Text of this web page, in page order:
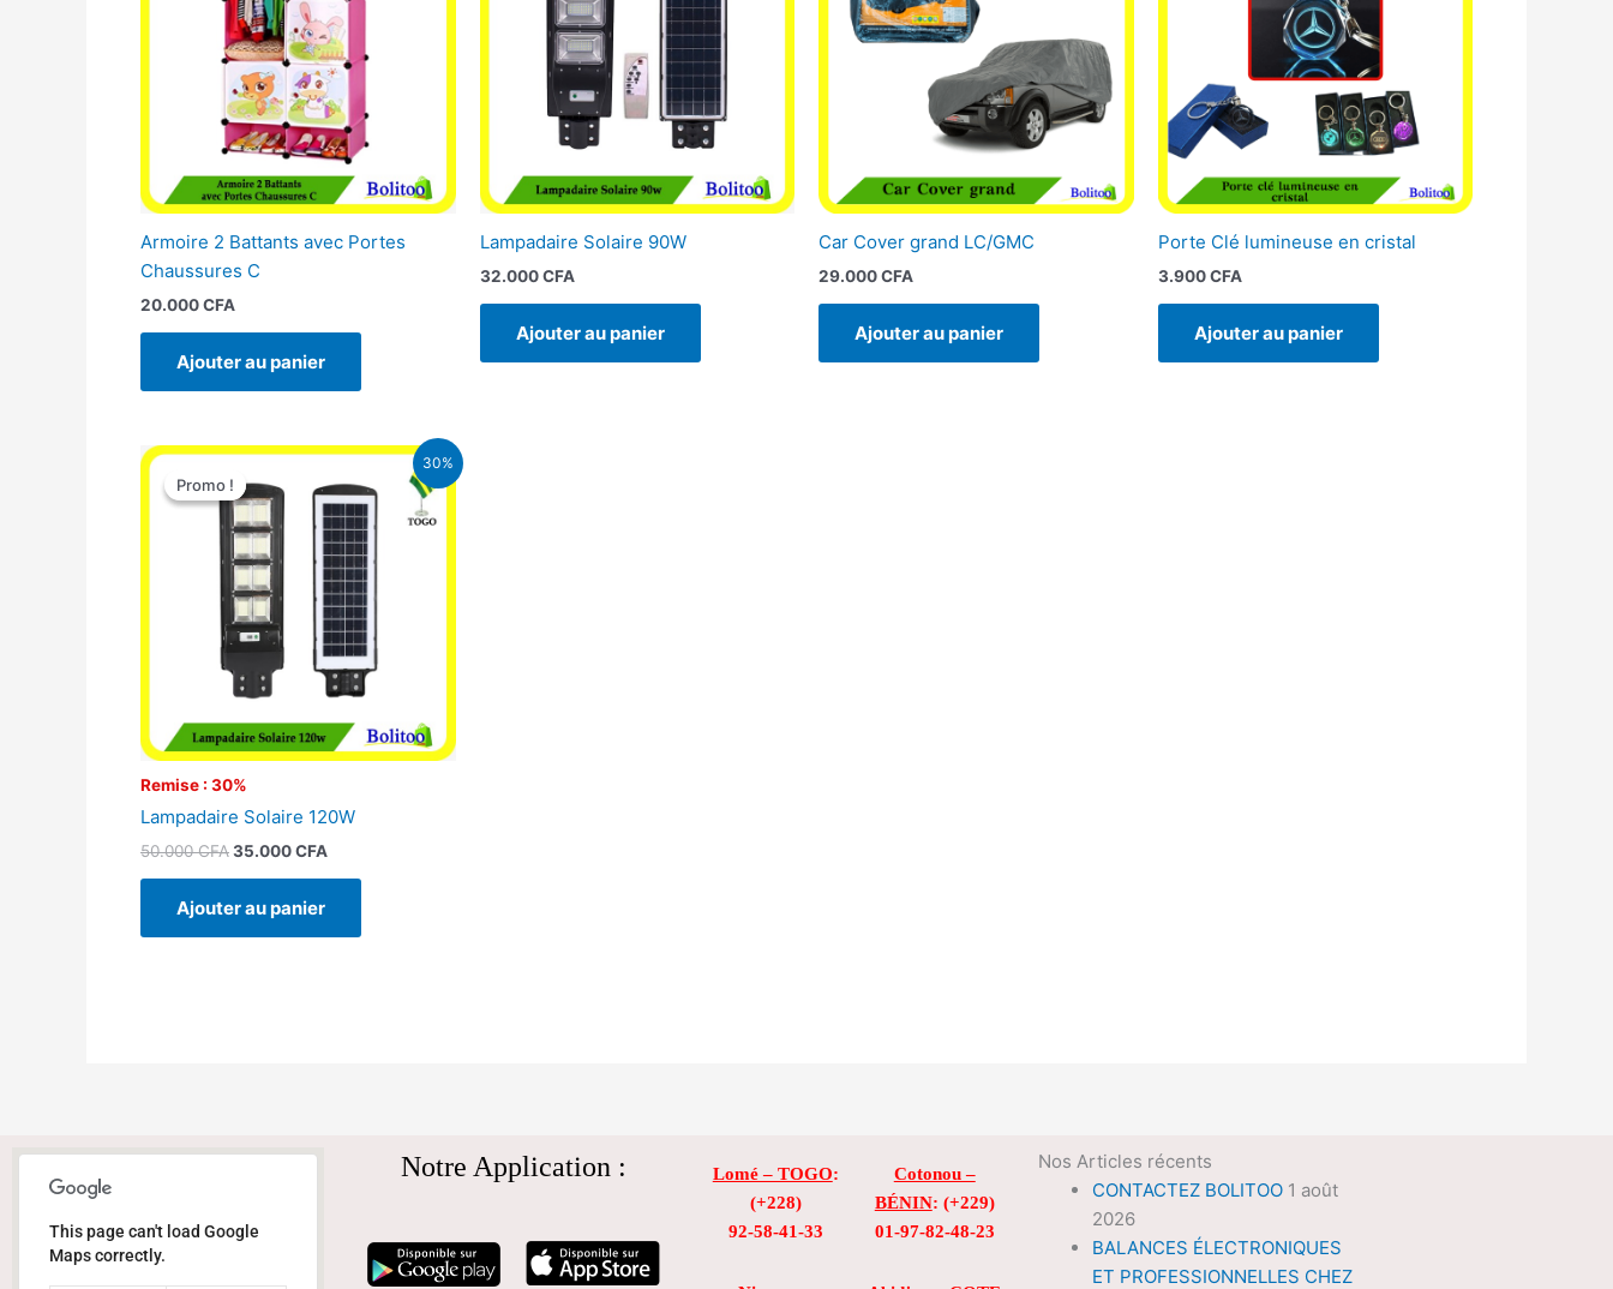
Armoire 2 Battants avec Portes
Chaussures C
20.000CFA
Ajouter au panier
Lampadaire Solaire 90W
32.000CFA
Ajouter au panier
Car Cover grand LC/GMC
29.000CFA
Ajouter au panier
Porte Clé lumineuse en cristal
3.900CFA
Ajouter au panier
30%
Promo !
Remise : 30%
Promo !
Lampadaire Solaire 120W
50.000CFA
Le
initial
était :
50.000 CFA.
35.000CFA
Le
actuel
est :
35.000 CFA.
Ajouter au panier
This page can't load Google
Maps correctly.
Notre Application : Lomé – TOGO:
(+228)
92-58-41-33
Cotonou –
BÉNIN: (+229)
01-97-82-48-23
Nos Articles récents
CONTACTEZ BOLITOO 1 août
2026
BALANCES ÉLECTRONIQUES
ET PROFESSIONNELLES CHEZ